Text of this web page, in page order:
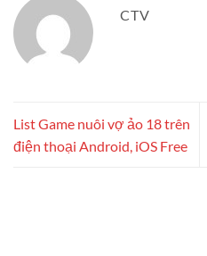
CTV
List Game nuôi vợ ảo 18 trên
điện thoại Android, iOS Free